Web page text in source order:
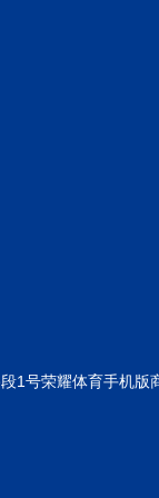
1号荣耀体育手机版